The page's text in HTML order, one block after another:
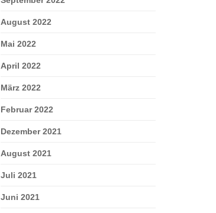
August 2022
Mai 2022
April 2022
März 2022
Februar 2022
Dezember 2021
August 2021
Juli 2021
Juni 2021